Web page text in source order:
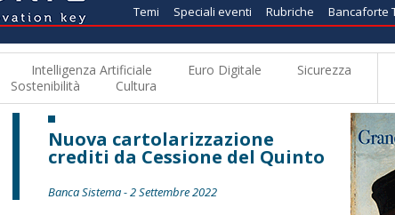
Temi Speciali eventi Rubriche Bancaforte
Intelligenza Artificiale Euro Digitale
Sicurezza
Sostenibilità Cultura
Nuova cartolarizzazione
crediti da Cessione del Quinto
Banca Sistema - 2 Settembre 2022